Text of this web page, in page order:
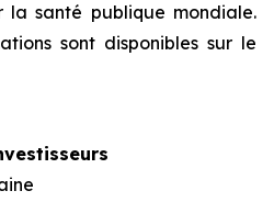
la santé publique mondiale.
sont disponibles sur le